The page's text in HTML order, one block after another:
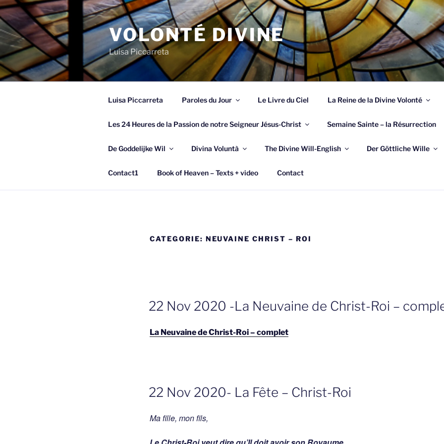
Spring
naar
de
inhoud
VOLONTÉ DIVINE
Luisa Piccarreta
Luisa Piccarreta Paroles du Jour Le Livre du Ciel La Reine de la Divine Volonté
Les 24 Heures de la Passion de notre Seigneur Jésus-Christ Semaine Sainte – la Résurrection
De Goddelijke Wil Divina Voluntà The Divine Will-English Der Göttliche Wille
Contact1 Book of Heaven – Texts + video Contact
CATEGORIE: NEUVAINE CHRIST – ROI
GEPLAATST
OP
22 Nov 2020 -La Neuvaine de Christ-Roi –
La Neuvaine de Christ-Roi – complet
OP
22 Nov 2020- La Fête – Christ-Roi
Ma fille, mon fils,